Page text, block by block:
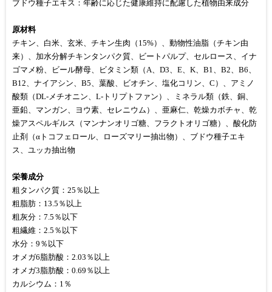
ブドウ種子エキス：年齢に応じた健康維持に配慮した植物由来成分
原材料
チキン、白米、玄米、チキン生肉（15%）、動物性油脂（チキン由
来）、加水分解チキンタンパク質、ビートパルプ、セルロース、イナ
ゴマメ粉、ビール酵母、ビタミン類（A、D3、E、K、B1、B2、B6、
B12、ナイアシン、B5、葉酸、ビオチン、塩化コリン、C）、アミノ
酸類（DL-メチオニン、L-トリプトファン）、ミネラル類（鉄、銅、
亜鉛、マンガン、ヨウ素、セレニウム）、亜麻仁、乾燥カボチャ、乾
燥アスペルギルス（マンナンオリゴ糖、フラクトオリゴ糖）、酸化防
止剤（αトコフェロール、ローズマリー抽出物）、ブドウ種子エキ
ス、ユッカ抽出物
栄養成分
粗タンパク質：25％以上
粗脂肪：13.5％以上
粗灰分：7.5％以下
粗繊維：2.5％以下
水分：9％以下
オメガ6脂肪酸：2.03％以上
オメガ3脂肪酸：0.69％以上
カルシウム：1％